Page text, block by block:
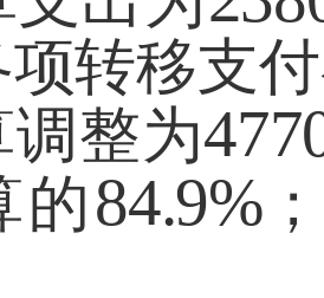
转移支
整为
的84.9%